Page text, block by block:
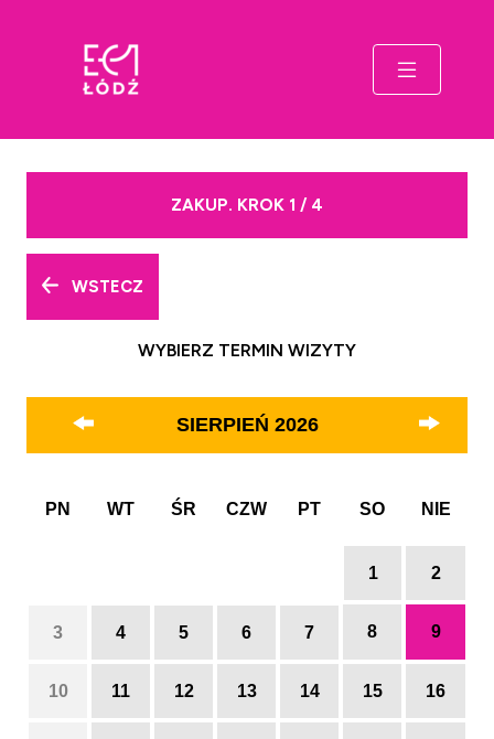
WSTECZ
ZAKUP. KROK 1 / 4
WYBIERZ TERMIN WIZYTY
SIERPIEŃ 2026
PN WT ŚR CZW PT SO NIE
1 2
3 4 5 6 7 8 9
10 11 12 13 14 15 16